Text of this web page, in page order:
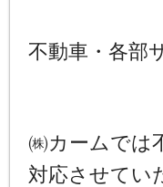
不動車・各部
㈱カームでは
対応させてい